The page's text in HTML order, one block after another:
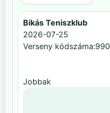
Bikás Teniszklub
2026-07-25
Verseny kódszáma:990
Jobbak